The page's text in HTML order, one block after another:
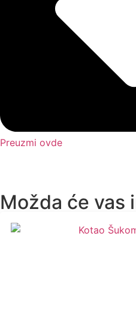
Preuzmi ovde
Možda će vas